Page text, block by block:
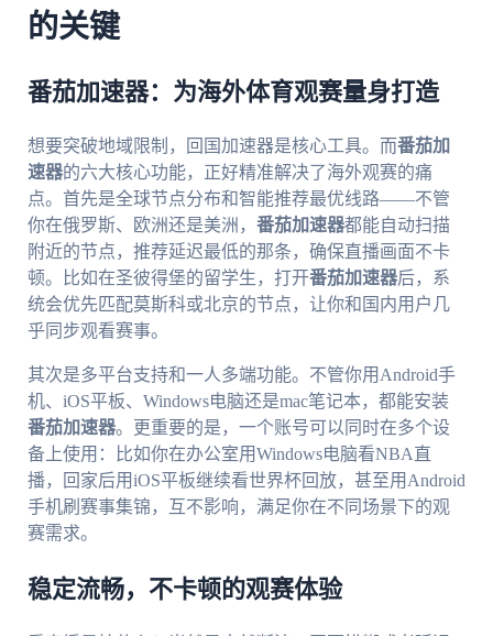
的关键
番茄加速器：为海外体育观赛量身打造
想要突破地域限制，回国加速器是核心工具。而番茄加
速器的六大核心功能，正好精准解决了海外观赛的痛
点。首先是全球节点分布和智能推荐最优线路——不管
你在俄罗斯、欧洲还是美洲， 番茄加速器都能自动扫描
附近的节点，推荐延迟最低的那条，确保直播画面不卡
顿。比如在圣彼得堡的留学生，打开番茄加速器后，系
统会优先匹配莫斯科或北京的节点，让你和国内用户几
乎同步观看赛事。
其次是多平台支持和一人多端功能。不管你用Android手
机、iOS平板、Windows电脑还是mac笔记本，都能安装
番茄加速器。更重要的是，一个账号可以同时在多个设
备上使用：比如你在办公室用Windows电脑看NBA直
播，回家后用iOS平板继续看世界杯回放，甚至用Android
手机刷赛事集锦，互不影响，满足你在不同场景下的观
赛需求。
稳定流畅，不卡顿的观赛体验